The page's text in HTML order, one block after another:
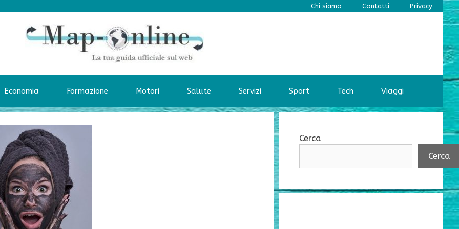
Chi siamo Contatti Privacy
Economia Formazione Motori Salute Servizi Sport Tech Viaggi
Cerca
Cerca